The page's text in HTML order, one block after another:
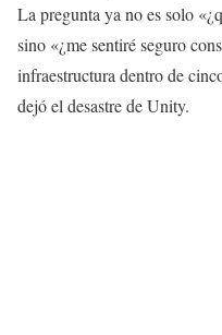
La pregunta ya no es solo
sino «¿me sentiré seguro
infraestructura dentro de
dejó el desastre de Unity.